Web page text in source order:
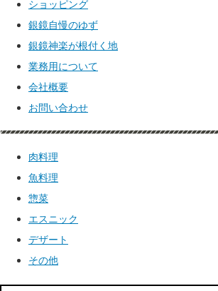
ショッピング
銀鏡自慢のゆず
銀鏡神楽が根付く地
業務用について
会社概要
お問い合わせ
肉料理
魚料理
惣菜
エスニック
デザート
その他